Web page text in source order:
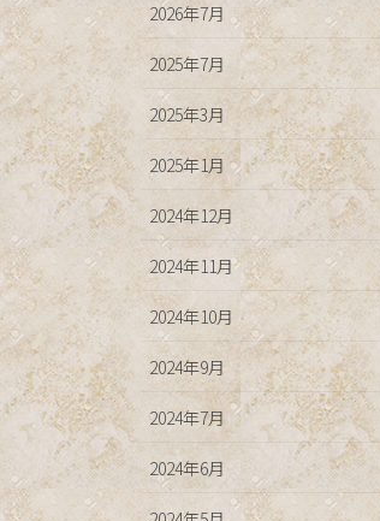
2026年7月
2025年7月
2025年3月
2025年1月
2024年12月
2024年11月
2024年10月
2024年9月
2024年7月
2024年6月